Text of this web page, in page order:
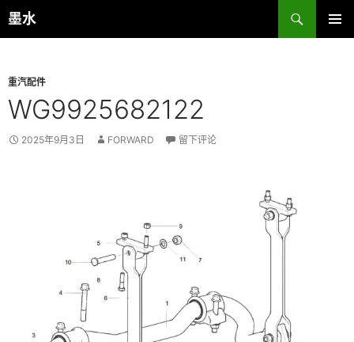
跳
至
墨水
搜
索
重汽配件
WG9925682122
2025年9月3日 FORWARD 留下评论